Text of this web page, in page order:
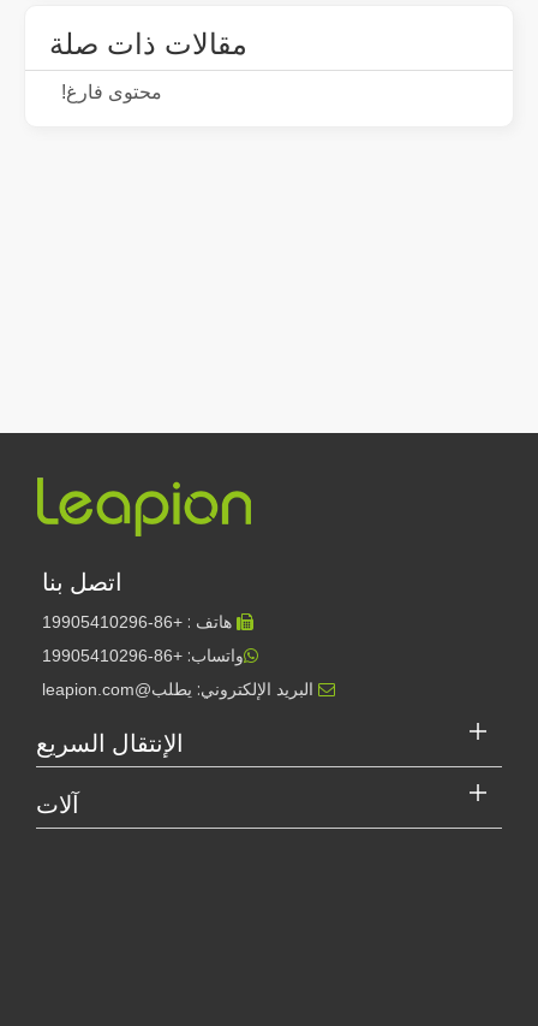
في التصنيع والهندسة الحديثة، تعتبر الدقة والكفاءة ذات أهمية قصوى.
مقالات ذات صلة
محتوى فارغ!
اتصل بنا
 هاتف : +86-
19905410296
واتساب: +86-19905410296
 البريد الإلكتروني: يطلب@leapion.com
الإنتقال السريع
آلات